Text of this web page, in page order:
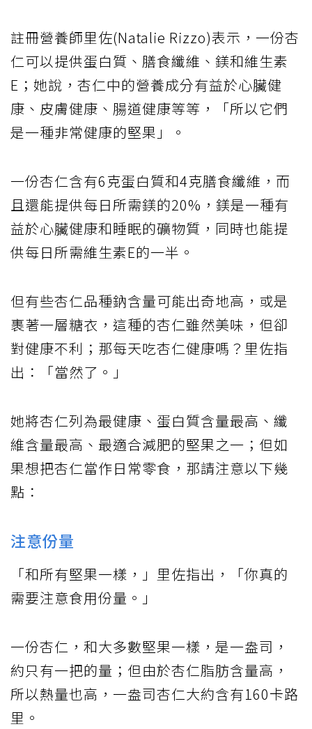
註冊營養師里佐(Natalie Rizzo)表示，一份杏
仁可以提供蛋白質、膳食纖維、鎂和維生素
E；她說，杏仁中的營養成分有益於心臟健
康、皮膚健康、腸道健康等等，「所以它們
是一種非常健康的堅果」。
一份杏仁含有6克蛋白質和4克膳食纖維，而
且還能提供每日所需鎂的20%，鎂是一種有
益於心臟健康和睡眠的礦物質，同時也能提
供每日所需維生素E的一半。
但有些杏仁品種鈉含量可能出奇地高，或是
裹著一層糖衣，這種的杏仁雖然美味，但卻
對健康不利；那每天吃杏仁健康嗎？里佐指
出：「當然了。」
她將杏仁列為最健康、蛋白質含量最高、纖
維含量最高、最適合減肥的堅果之一；但如
果想把杏仁當作日常零食，那請注意以下幾
點：
注意份量
「和所有堅果一樣，」里佐指出，「你真的
需要注意食用份量。」
一份杏仁，和大多數堅果一樣，是一盎司，
約只有一把的量；但由於杏仁脂肪含量高，
所以熱量也高，一盎司杏仁大約含有160卡路
里。